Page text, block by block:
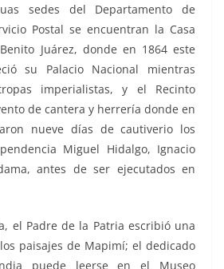
sedes del Departamento de
Postal se encuentran la Casa
Juárez, donde en 1864 este
su Palacio Nacional mientras
imperialistas, y el Recinto
de cantera y herrería donde en
nueve días de cautiverio los
Miguel Hidalgo, Ignacio
antes de ser ejecutados en
el Padre de la Patria escribió una
paisajes de Mapimí; el dedicado
puede leerse en el Museo